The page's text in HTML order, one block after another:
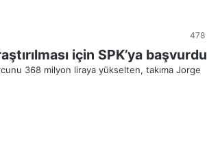
478
için SPK’ya başvurdu
368 milyon liraya yükselten, takıma Jorge